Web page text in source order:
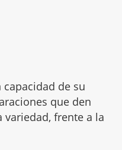
de su
que den
frente a la